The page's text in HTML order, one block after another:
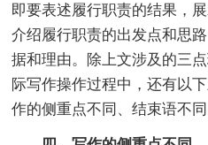
即要表述履行职责的结果，
介绍履行职责的出发点和思
据和理由。除上文涉及的三
际写作操作过程中，还有以
作的侧重点不同、结束语不